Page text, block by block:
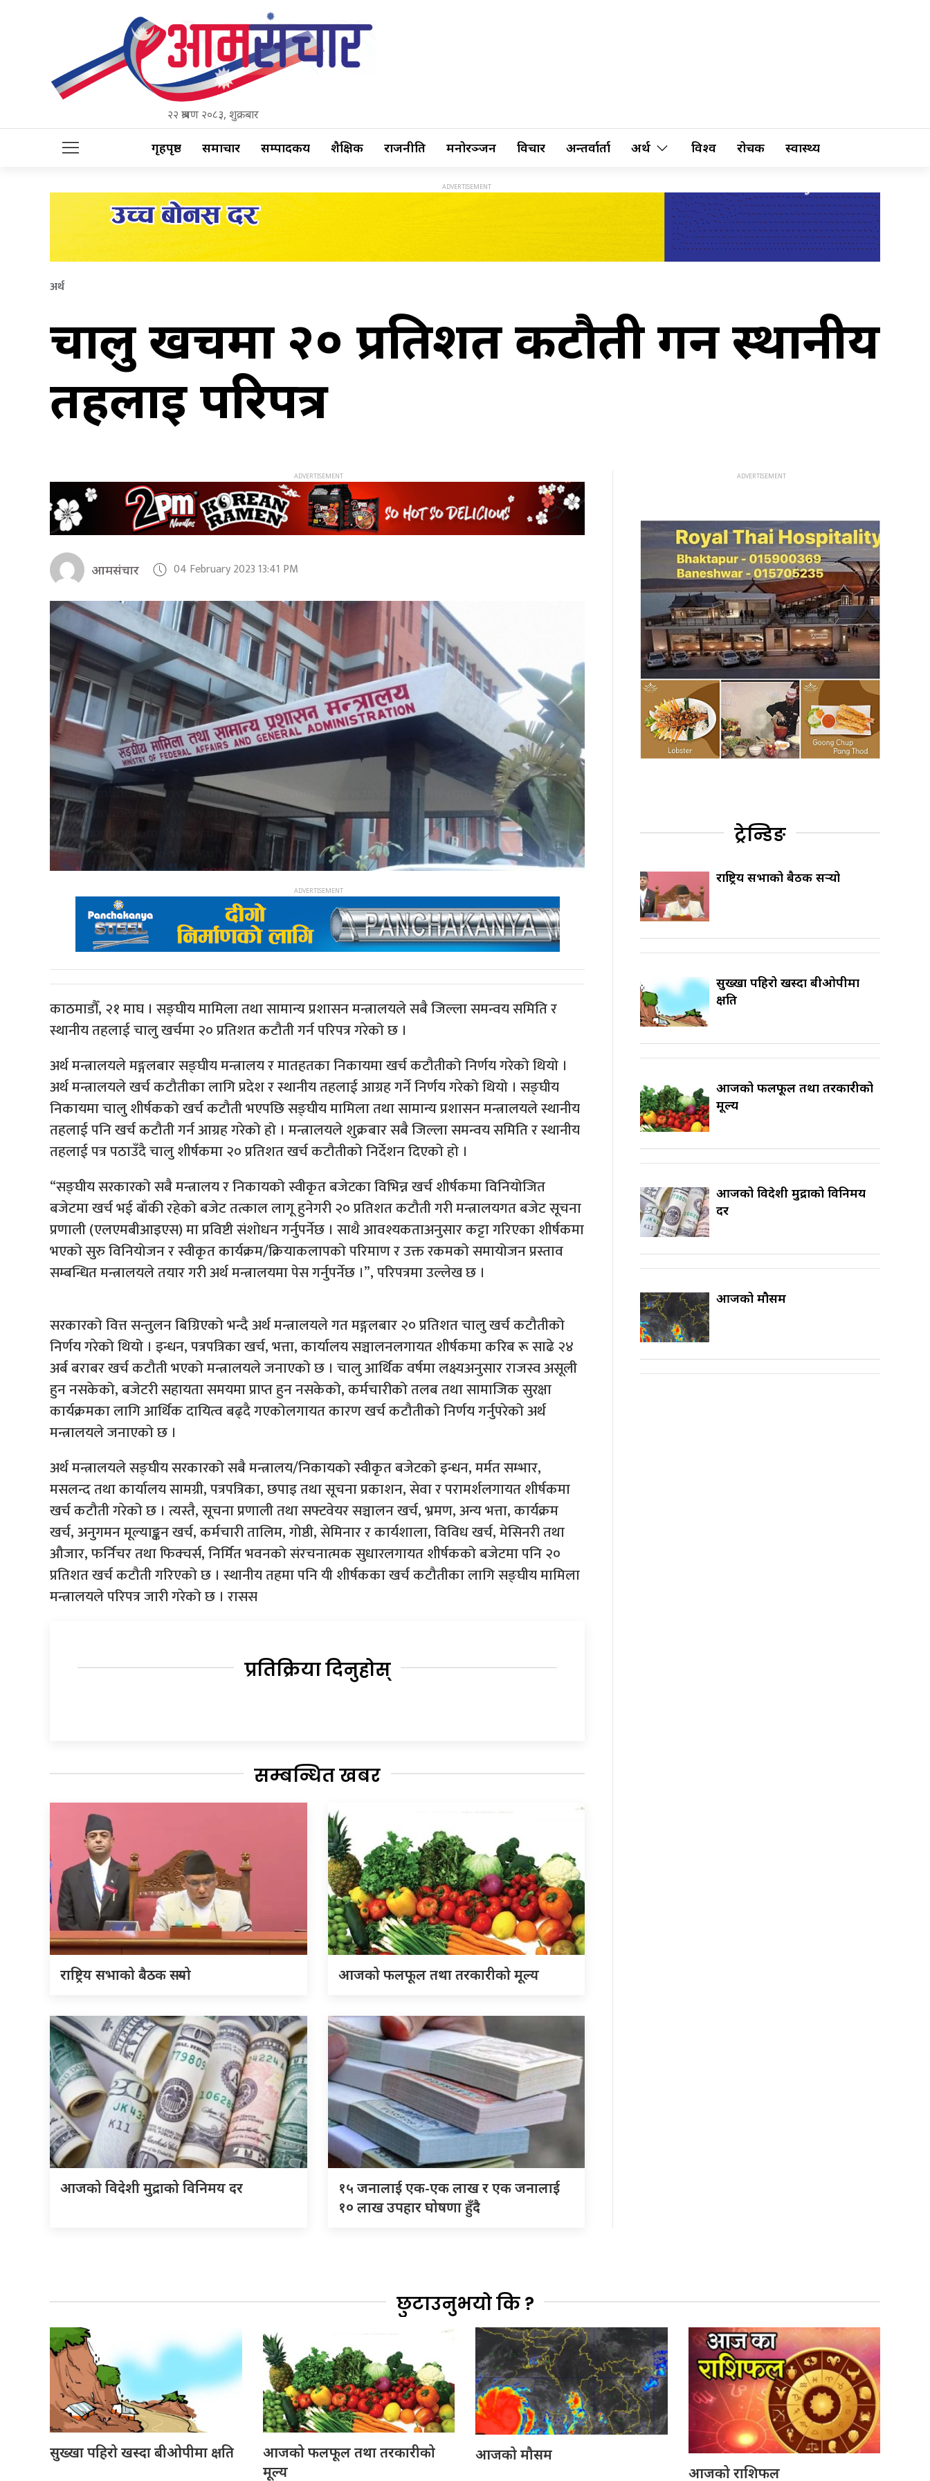
२२ श्रावण २०८३, शुक्रबार
गृहपृष्ठ समाचार सम्पादकीय शैक्षिक राजनीति मनोरञ्जन विचार अन्तर्वार्ता अर्थ विश्व रोचक स्वास्थ्य
अर्थ
चालु खर्चमा २० प्रतिशत कटौती गर्न स्थानीय
तहलाई परिपत्र
आमसंचार 04 February 2023 13:41 PM
काठमाडौँ, २१ माघ । सङ्घीय मामिला तथा सामान्य प्रशासन मन्त्रालयले सबै जिल्ला समन्वय समिति र
स्थानीय तहलाई चालु खर्चमा २० प्रतिशत कटौती गर्न परिपत्र गरेको छ ।
अर्थ मन्त्रालयले मङ्गलबार सङ्घीय मन्त्रालय र मातहतका निकायमा खर्च कटौतीको निर्णय गरेको थियो ।
अर्थ मन्त्रालयले खर्च कटौतीका लागि प्रदेश र स्थानीय तहलाई आग्रह गर्ने निर्णय गरेको थियो । सङ्घीय
निकायमा चालु शीर्षकको खर्च कटौती भएपछि सङ्घीय मामिला तथा सामान्य प्रशासन मन्त्रालयले स्थानीय
तहलाई पनि खर्च कटौती गर्न आग्रह गरेको हो । मन्त्रालयले शुक्रबार सबै जिल्ला समन्वय समिति र स्थानीय
तहलाई पत्र पठाउँदै चालु शीर्षकमा २० प्रतिशत खर्च कटौतीको निर्देशन दिएको हो ।
“सङ्घीय सरकारको सबै मन्त्रालय र निकायको स्वीकृत बजेटका विभिन्न खर्च शीर्षकमा विनियोजित
बजेटमा खर्च भई बाँकी रहेको बजेट तत्काल लागू हुनेगरी २० प्रतिशत कटौती गरी मन्त्रालयगत बजेट सूचना
प्रणाली (एलएमबीआइएस) मा प्रविष्टी संशोधन गर्नुपर्नेछ । साथै आवश्यकताअनुसार कट्टा गरिएका शीर्षकमा
भएको सुरु विनियोजन र स्वीकृत कार्यक्रम/क्रियाकलापको परिमाण र उक्त रकमको समायोजन प्रस्ताव
सम्बन्धित मन्त्रालयले तयार गरी अर्थ मन्त्रालयमा पेस गर्नुपर्नेछ ।”, परिपत्रमा उल्लेख छ ।
सरकारको वित्त सन्तुलन बिग्रिएको भन्दै अर्थ मन्त्रालयले गत मङ्गलबार २० प्रतिशत चालु खर्च कटौतीको
निर्णय गरेको थियो । इन्धन, पत्रपत्रिका खर्च, भत्ता, कार्यालय सञ्चालनलगायत शीर्षकमा करिब रू साढे २४
अर्ब बराबर खर्च कटौती भएको मन्त्रालयले जनाएको छ । चालु आर्थिक वर्षमा लक्ष्यअनुसार राजस्व असूली
हुन नसकेको, बजेटरी सहायता समयमा प्राप्त हुन नसकेको, कर्मचारीको तलब तथा सामाजिक सुरक्षा
कार्यक्रमका लागि आर्थिक दायित्व बढ्दै गएकोलगायत कारण खर्च कटौतीको निर्णय गर्नुपरेको अर्थ
मन्त्रालयले जनाएको छ ।
अर्थ मन्त्रालयले सङ्घीय सरकारको सबै मन्त्रालय/निकायको स्वीकृत बजेटको इन्धन, मर्मत सम्भार,
मसलन्द तथा कार्यालय सामग्री, पत्रपत्रिका, छपाइ तथा सूचना प्रकाशन, सेवा र परामर्शलगायत शीर्षकमा
खर्च कटौती गरेको छ । त्यस्तै, सूचना प्रणाली तथा सफ्टवेयर सञ्चालन खर्च, भ्रमण, अन्य भत्ता, कार्यक्रम
खर्च, अनुगमन मूल्याङ्कन खर्च, कर्मचारी तालिम, गोष्ठी, सेमिनार र कार्यशाला, विविध खर्च, मेसिनरी तथा
औजार, फर्निचर तथा फिक्चर्स, निर्मित भवनको संरचनात्मक सुधारलगायत शीर्षकको बजेटमा पनि २०
प्रतिशत खर्च कटौती गरिएको छ । स्थानीय तहमा पनि यी शीर्षकका खर्च कटौतीका लागि सङ्घीय मामिला
मन्त्रालयले परिपत्र जारी गरेको छ । रासस
प्रतिक्रिया दिनुहोस्
सम्बन्धित खबर
राष्ट्रिय सभाको बैठक सर्‍यो आजको फलफूल तथा तरकारीको मूल्य
आजको विदेशी मुद्राको विनिमय दर
१५ जनालाई एक-एक लाख र एक जनालाई
१० लाख उपहार घोषणा हुँदै
ट्रेन्डिङ
राष्ट्रिय सभाको बैठक सर्‍यो
सुख्खा पहिरो खस्दा बीओपीमा
क्षति
आजको फलफूल तथा तरकारीको
मूल्य
आजको विदेशी मुद्राको विनिमय
दर
आजको मौसम
छुटाउनुभयो कि ?
सुख्खा पहिरो खस्दा बीओपीमा क्षति
आजको फलफूल तथा तरकारीको
मूल्य
आजको मौसम
आजको राशिफल